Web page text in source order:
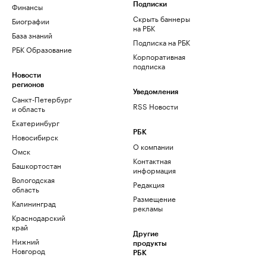
Финансы
Биографии
База знаний
РБК Образование
Новости
регионов
Санкт-Петербург
и область
Екатеринбург
Новосибирск
Омск
Башкортостан
Вологодская
область
Калининград
Краснодарский
край
Нижний
Новгород
Подписки
Скрыть баннеры
на РБК
Подписка на РБК
Корпоративная
подписка
Уведомления
RSS Новости
РБК
О компании
Контактная
информация
Редакция
Размещение
рекламы
Другие
продукты
РБК